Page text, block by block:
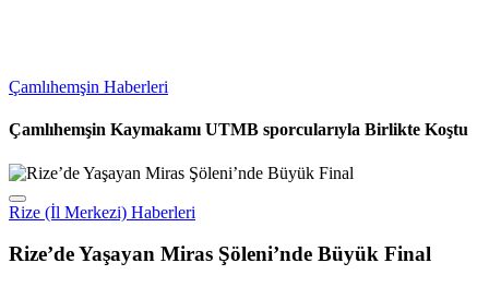
Çamlıhemşin Haberleri
Çamlıhemşin Kaymakamı UTMB sporcularıyla Birlikte Koştu
Rize (İl Merkezi) Haberleri
Rize’de Yaşayan Miras Şöleni’nde Büyük Final